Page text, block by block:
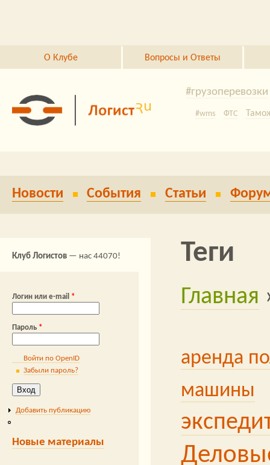
О Клубе Вопросы и Ответы
#грузоперевозки
#wms ФТС
#логистика
Конференции
Новости События Статьи
Теги
Вы здесь
Главная
аренда
машины
Клуб Логистов — нас 44070!
Логин или e-mail *
Пароль *
Войти по OpenID
Забыли пароль?
Добавить публикацию
Новые материалы